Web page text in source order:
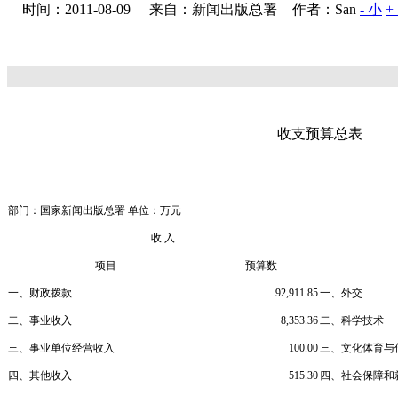
时间：2011-08-09 来自：新闻出版总署 作者：San - 小 +
收支预算总表
部门：国家新闻出版总署 单位：万元
收 入
项目 预算数
一、财政拨款 92,911.85一、外交
二、事业收入 8,353.36二、科学技术
三、事业单位经营收入 100.00三、文化体育与
四、其他收入 515.30 四、社会保障和